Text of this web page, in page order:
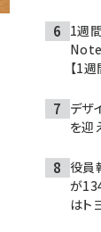
1週
【1
デザ
を迎
役員
が
はト